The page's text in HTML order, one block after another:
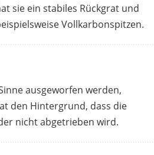
sie ein stabiles Rückgrat und
Vollkarbonspitzen.
ausgeworfen werden,
den Hintergrund, dass die
nicht abgetrieben wird.